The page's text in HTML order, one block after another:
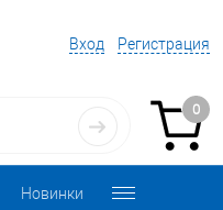
Вход Регистрация
0
Новинки